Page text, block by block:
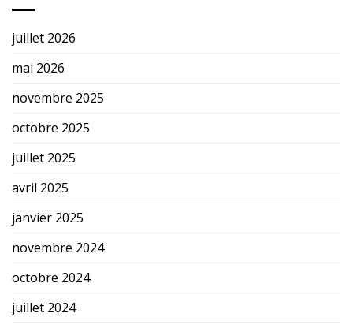
juillet 2026
mai 2026
novembre 2025
octobre 2025
juillet 2025
avril 2025
janvier 2025
novembre 2024
octobre 2024
juillet 2024